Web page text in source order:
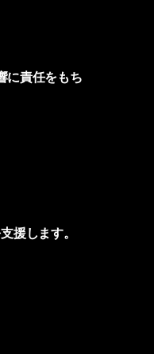
に責任をもち
援します。